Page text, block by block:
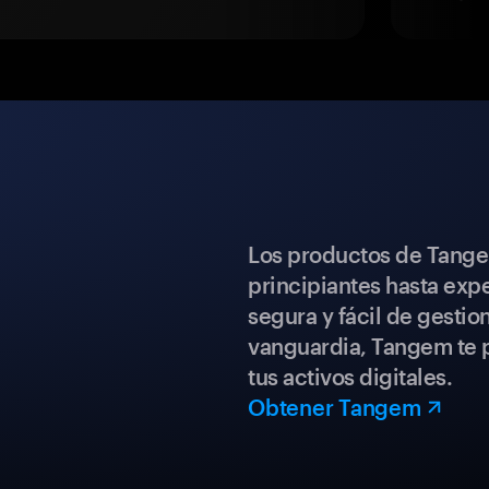
Los productos de
principiantes hasta
segura y fácil de
vanguardia, Tangem
tus activos digitales.
Obtener Tangem